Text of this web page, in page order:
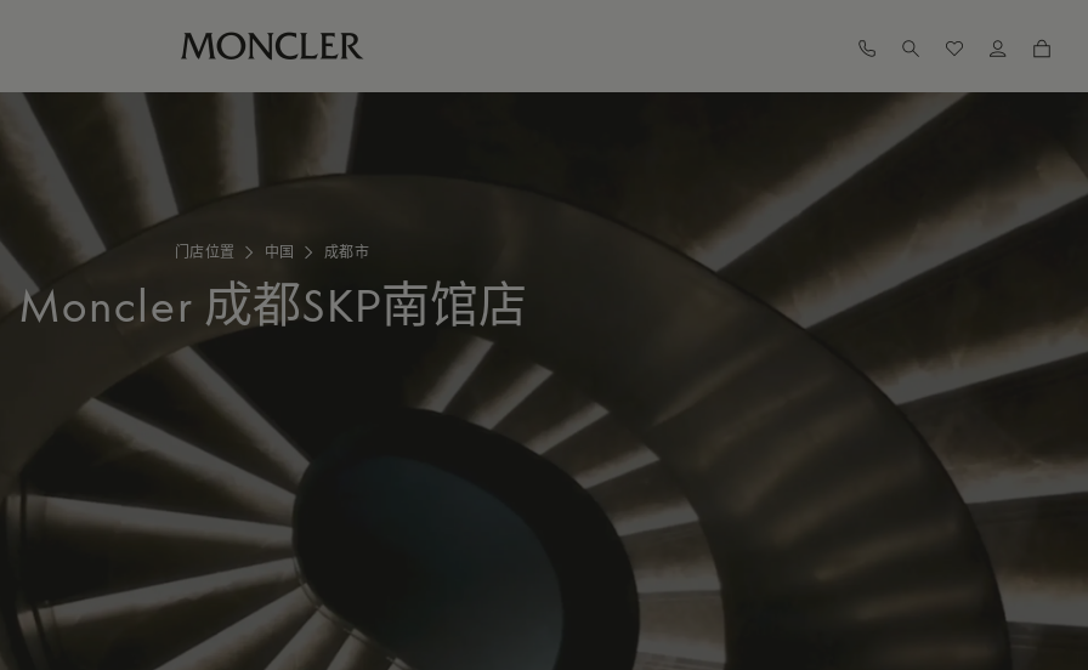
门店位置 中国 成都市
Moncler 成都SKP南馆店